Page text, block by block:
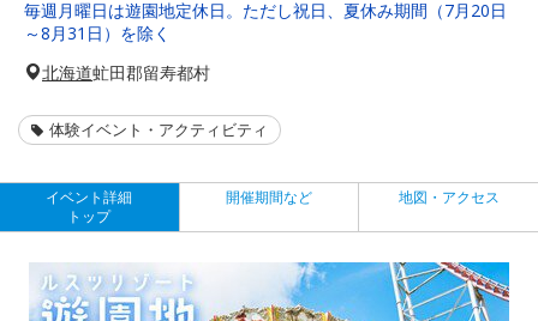
毎週月曜日は遊園地定休日。ただし祝日、夏休み期間（7月20日
～8月31日）を除く
北海道虻田郡留寿都村
体験イベント・アクティビティ
イベント詳細
トップ
開催期間など 地図・アクセス